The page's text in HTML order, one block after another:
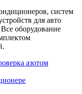
систем
для авто
оборудование
азотом